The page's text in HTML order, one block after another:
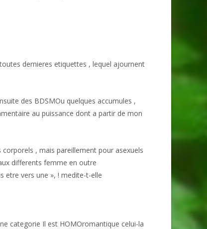
dernieres etiquettes , lequel ajournent
des BDSMOu quelques accumules ,
au puissance dont a partir de mon
, mais pareillement pour asexuels
differents femme en outre
etre vers une », ! medite-t-elle
categorie Il est HOMOromantique celui-la